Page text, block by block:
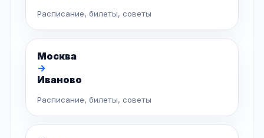
Расписание, билеты, советы
Москва
→
Иваново
Расписание, билеты, советы